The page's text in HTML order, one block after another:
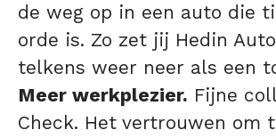
de weg op in een auto die
orde is. Zo zet jij Hedin
telkens weer neer als een
Meer werkplezier. Fijne
Check. Het vertrouwen om